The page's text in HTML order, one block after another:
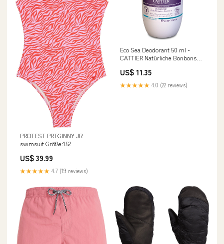
PROTEST PRTGINNY JR
swimsuit Größe:152
US$ 39.99
★★★★★ 4.7 (19 reviews)
Eco Sea Deodorant 50 ml -
CATTIER Natürliche Bonbons
US$ 11.35
★★★★★ 4.0 (22 reviews)